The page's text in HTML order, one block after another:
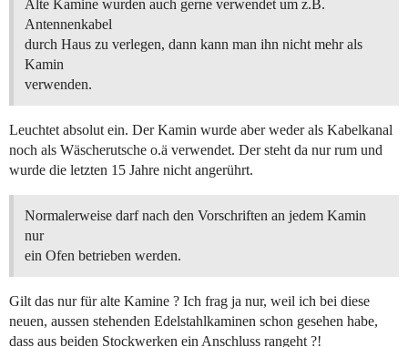
Alte Kamine wurden auch gerne verwendet um z.B.
Antennenkabel
durch Haus zu verlegen, dann kann man ihn nicht mehr als
Kamin
verwenden.
Leuchtet absolut ein. Der Kamin wurde aber weder als Kabelkanal
noch als Wäscherutsche o.ä verwendet. Der steht da nur rum und
wurde die letzten 15 Jahre nicht angerührt.
Normalerweise darf nach den Vorschriften an jedem Kamin
nur
ein Ofen betrieben werden.
Gilt das nur für alte Kamine ? Ich frag ja nur, weil ich bei diese
neuen, aussen stehenden Edelstahlkaminen schon gesehen habe,
dass aus beiden Stockwerken ein Anschluss rangeht ?!